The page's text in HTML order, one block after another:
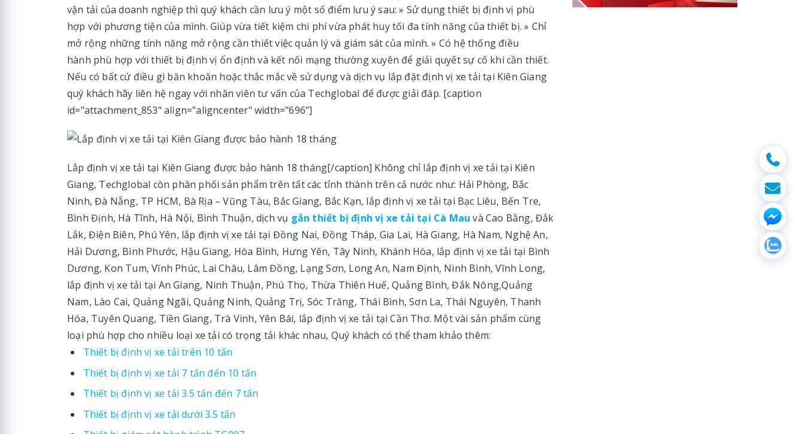
vận tải của doanh nghiệp thì quý khách cần lưu ý một số điểm lưu ý sau: » Sử dụng thiết bị định vị phù
hợp với phương tiện của mình. Giúp vừa tiết kiệm chi phí vừa phát huy tối đa tính năng của thiết bị. » Chỉ
mở rộng những tính năng mở rộng cần thiết việc quản lý và giám sát của mình. » Có hệ thống điều
hành phù hợp với thiết bị định vị ổn định và kết nối mạng thường xuyên để giải quyết sự cố khi cần thiết.
Nếu có bất cứ điều gì băn khoăn hoặc thắc mắc về sử dụng và dịch vụ lắp đặt định vị xe tải tại Kiên Giang
quý khách hãy liên hệ ngay với nhân viên tư vấn của Techglobal để được giải đáp. [caption
id="attachment_853" align="aligncenter" width="696"]
Lắp định vị xe tải tại Kiên Giang được bảo hành 18 tháng[/caption] Không chỉ lắp định vị xe tải tại Kiên
Giang, Techglobal còn phân phối sản phẩm trên tất các tỉnh thành trên cả nước như: Hải Phòng, Bắc
Ninh, Đà Nẵng, TP HCM, Bà Rịa – Vũng Tàu, Bắc Giang, Bắc Kạn, lắp định vị xe tải tại Bạc Liêu, Bến Tre,
Bình Định, Hà Tĩnh, Hà Nội, Bình Thuận, dịch vụ gắn thiết bị định vị xe tải tại Cà Mau và Cao Bằng, Đắk
Lắk, Điện Biên, Phú Yên, lắp định vị xe tải tại Đồng Nai, Đồng Tháp, Gia Lai, Hà Giang, Hà Nam, Nghệ An,
Hải Dương, Bình Phước, Hậu Giang, Hòa Bình, Hưng Yên, Tây Ninh, Khánh Hòa, lắp định vị xe tải tại Bình
Dương, Kon Tum, Vĩnh Phúc, Lai Châu, Lâm Đồng, Lạng Sơn, Long An, Nam Định, Ninh Bình, Vĩnh Long,
lắp định vị xe tải tại An Giang, Ninh Thuận, Phú Thọ, Thừa Thiên Huế, Quảng Bình, Đắk Nông,Quảng
Nam, Lào Cai, Quảng Ngãi, Quảng Ninh, Quảng Trị, Sóc Trăng, Thái Bình, Sơn La, Thái Nguyên, Thanh
Hóa, Tuyên Quang, Tiền Giang, Trà Vinh, Yên Bái, lắp định vị xe tải tại Cần Thơ. Một vài sản phẩm cùng
loại phù hợp cho nhiều loại xe tải có trọng tải khác nhau, Quý khách có thể tham khảo thêm:
Thiết bị định vị xe tải trên 10 tấn
Thiết bị định vị xe tải 7 tấn đến 10 tấn
Thiết bị định vị xe tải 3.5 tấn đến 7 tấn
Thiết bị định vị xe tải dưới 3.5 tấn